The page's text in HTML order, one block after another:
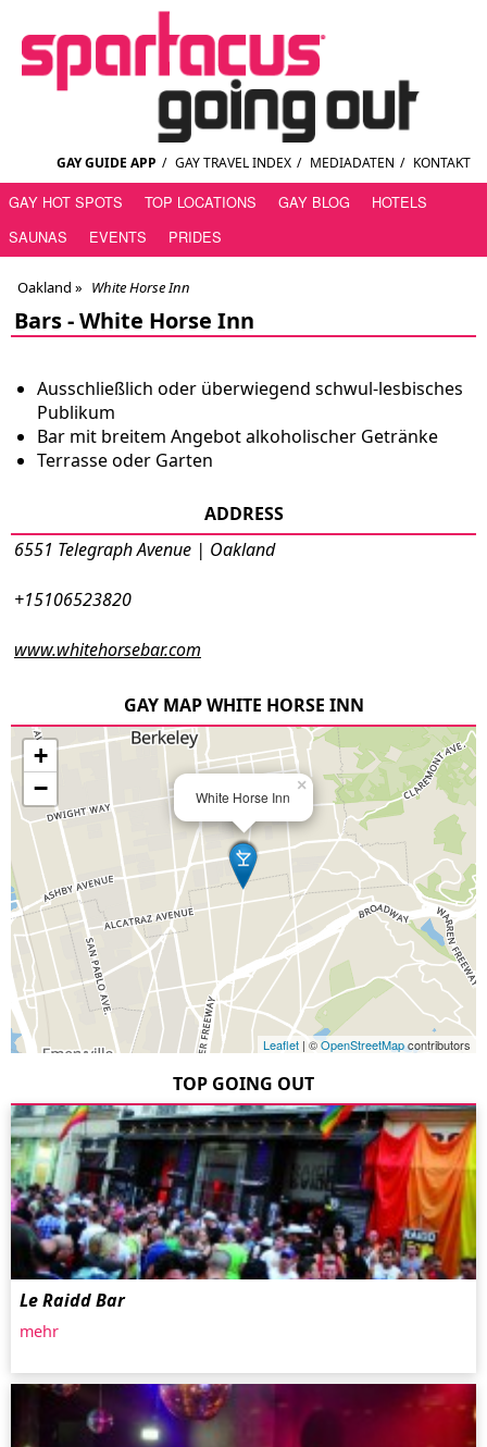
GAY GUIDE APP / GAY TRAVEL INDEX / MEDIADATEN / KONTAKT
GAY HOT SPOTS TOP LOCATIONS GAY BLOG
HOTELS
SAUNAS
EVENTS PRIDES
Oakland » White Horse Inn
Bars -White Horse Inn
Ausschließlich oder überwiegend schwul-lesbisches
Publikum
Bar mit breitem Angebot alkoholischer Getränke
Terrasse oder Garten
ADDRESS
6551 Telegraph Avenue | Oakland
+15106523820
www.whitehorsebar.com
GAY MAP WHITE HORSE INN
White Horse Inn
×
+
−
Leaflet | ©OpenStreetMapcontributors
TOP GOING OUT
Le Raidd Bar
mehr